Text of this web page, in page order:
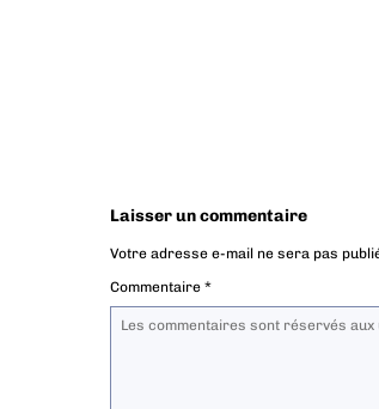
Laisser un commentaire
Votre adresse e-mail ne sera pas
Commentaire *